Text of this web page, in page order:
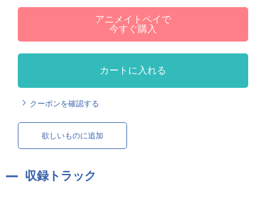
アニメイトペイで
今すぐ購入
カートに入れる
クーポンを確認する
欲しいものに追加
収録トラック